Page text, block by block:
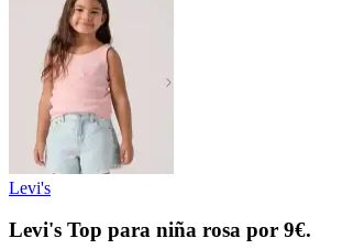
Levi's
Levi's Top para niña rosa por 9€.